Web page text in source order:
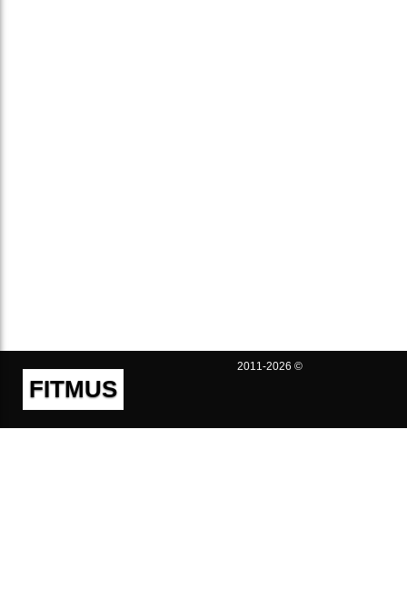
FITMUS
2011-2026 ©